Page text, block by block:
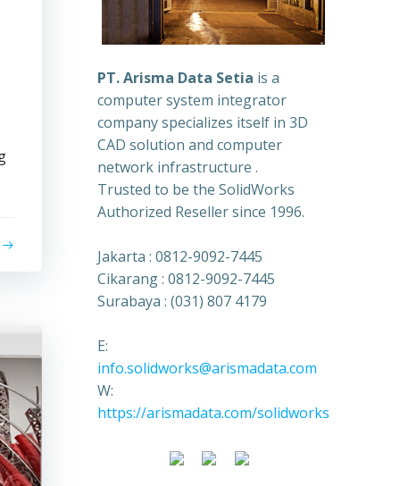
PT. Arisma Data Setia is a
computer system integrator
company specializes itself in 3D
CAD solution and computer
network infrastructure .
Trusted to be the SolidWorks
Authorized Reseller since 1996.
Jakarta : 0812-9092-7445
Cikarang : 0812-9092-7445
Surabaya : (031) 807 4179
E:
info.solidworks@arismadata.com
W:
https://arismadata.com/solidworks